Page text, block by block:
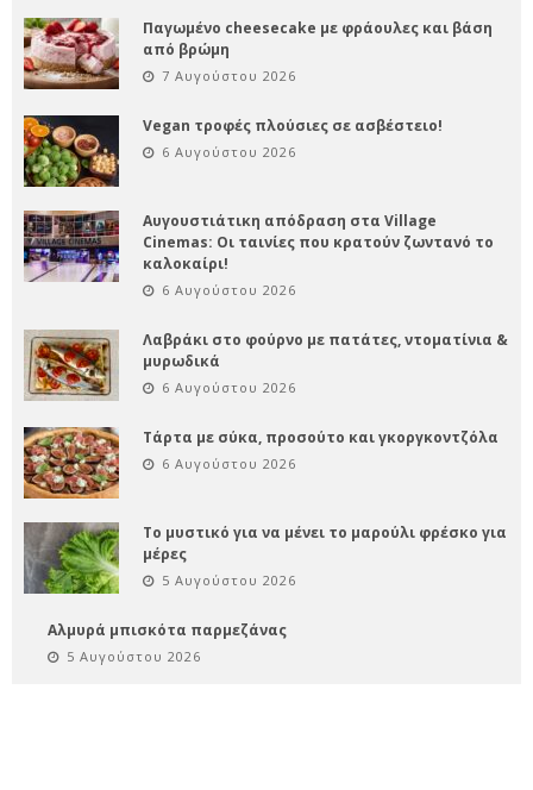
Παγωμένο cheesecake με φράουλες και βάση
από βρώμη
7 Αυγούστου 2026
Vegan τροφές πλούσιες σε ασβέστειο!
6 Αυγούστου 2026
Αυγουστιάτικη απόδραση στα Village
Cinemas: Οι ταινίες που κρατούν ζωντανό το
καλοκαίρι!
6 Αυγούστου 2026
Λαβράκι στο φούρνο με πατάτες, ντοματίνια &
μυρωδικά
6 Αυγούστου 2026
Τάρτα με σύκα, προσούτο και γκοργκοντζόλα
6 Αυγούστου 2026
Το μυστικό για να μένει το μαρούλι φρέσκο για
μέρες
5 Αυγούστου 2026
Αλμυρά μπισκότα παρμεζάνας
5 Αυγούστου 2026